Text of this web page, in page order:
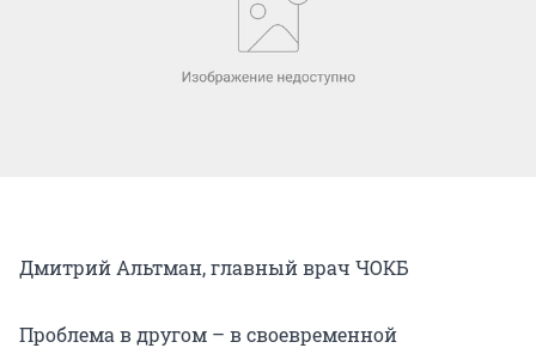
Дмитрий Альтман, главный врач ЧОКБ
Проблема в другом – в своевременной